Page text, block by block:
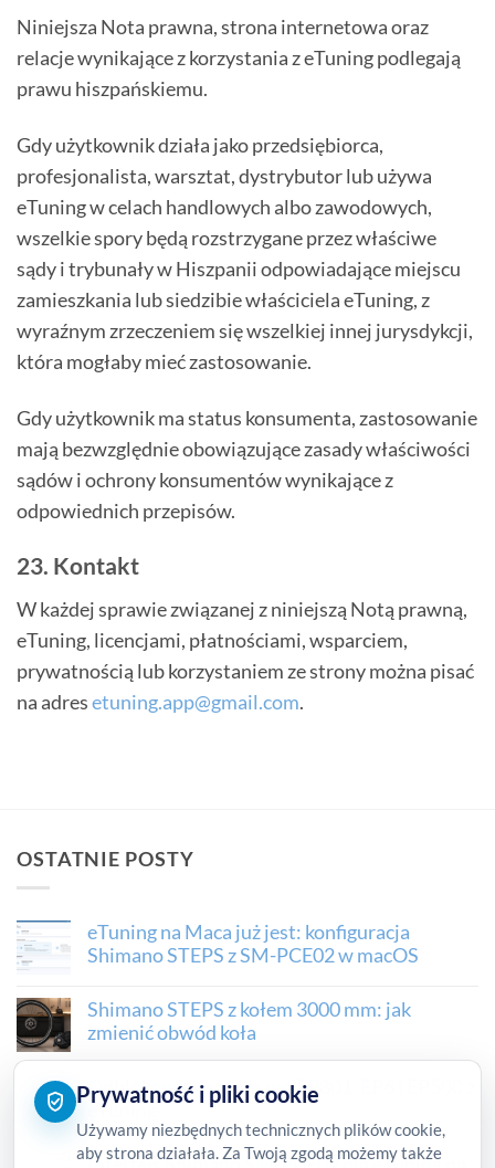
Niniejsza Nota prawna, strona internetowa oraz
relacje wynikające z korzystania z eTuning podlegają
prawu hiszpańskiemu.
Gdy użytkownik działa jako przedsiębiorca,
profesjonalista, warsztat, dystrybutor lub używa
eTuning w celach handlowych albo zawodowych,
wszelkie spory będą rozstrzygane przez właściwe
sądy i trybunały w Hiszpanii odpowiadające miejscu
zamieszkania lub siedzibie właściciela eTuning, z
wyraźnym zrzeczeniem się wszelkiej innej jurysdykcji,
która mogłaby mieć zastosowanie.
Gdy użytkownik ma status konsumenta, zastosowanie
mają bezwzględnie obowiązujące zasady właściwości
sądów i ochrony konsumentów wynikające z
odpowiednich przepisów.
23. Kontakt
W każdej sprawie związanej z niniejszą Notą prawną,
eTuning, licencjami, płatnościami, wsparciem,
prywatnością lub korzystaniem ze strony można pisać
na adresetuning.app@gmail.com.
OSTATNIE POSTY
eTuning na Maca już jest: konfiguracja
Shimano STEPS z SM-PCE02 w macOS
Shimano STEPS z kołem 3000 mm: jak
zmienić obwód koła
Odblokowanie Shimano EP801, EP6 i EP500 z
eTuning
Prywatność i pliki cookie
Używamy niezbędnych technicznych plików cookie,
aby strona działała. Za Twoją zgodą możemy także